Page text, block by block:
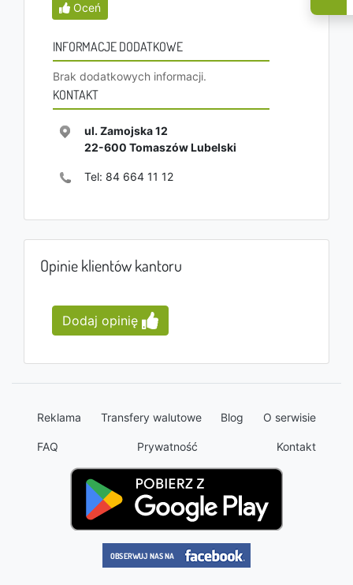
Oceń
INFORMACJE DODATKOWE
Brak dodatkowych informacji.
KONTAKT
ul. Zamojska 12
22-600 Tomaszów Lubelski
Tel: 84 664 11 12
Opinie klientów kantoru
Dodaj opinię
Reklama Transfery walutowe Blog O serwisie
FAQ Prywatność Kontakt